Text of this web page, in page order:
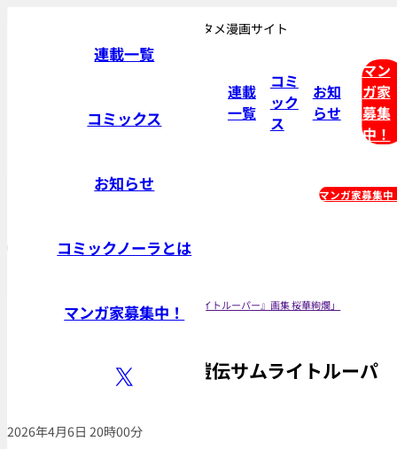
おもしろさ無限大。Gakken発エンタメ漫画サイト
連載一覧コミックス マンガ家募集中
連載一覧
コミックス
お知らせ
コミックノーラとは
マンガ家募集中！
連載
一覧
コミ
ック
ス
お知
らせ
マン
ガ家
募集
中！
【訂正とお詫び】「『鎧伝サムライトルーパー』画集 桜華絢爛」
【訂正とお詫び】「『鎧伝サムライトルーパ
ー』画集 桜華絢爛」
2026年4月6日 20時00分